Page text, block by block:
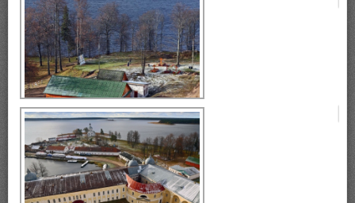
Селигер, монастырь Нилова
Пустынь
Селигер, монастырь Нилова
Пустынь